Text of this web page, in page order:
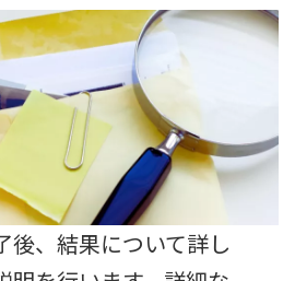
後、結果について詳し